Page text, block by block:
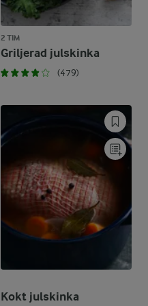
2 TIM
Griljerad julskinka
(479)
Kokt julskinka